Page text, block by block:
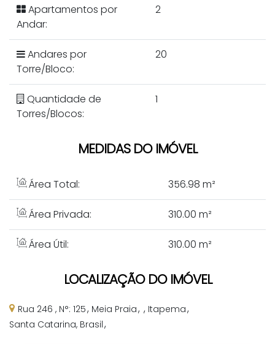
Apartamentos por
Andar:
2
Andares por
Torre/Bloco:
20
Quantidade de
Torres/Blocos:
1
MEDIDAS DO IMÓVEL
Área Total: 356.98 m²
Área Privada: 310.00 m²
Área Útil: 310.00 m²
LOCALIZAÇÃO DO IMÓVEL
Rua 246 , N°: 125 Meia Praia
Itapema
Santa Catarina, Brasil